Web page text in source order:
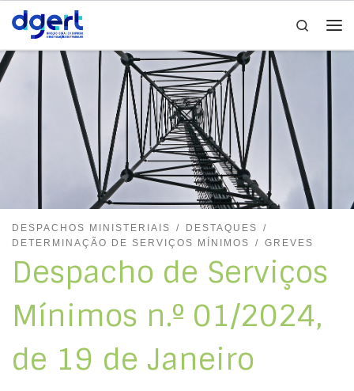
Skip to content
Search
DESPACHOS MINISTERIAIS
DESTAQUES
DETERMINAÇÃO DE SERVIÇOS MÍNIMOS
GREVES
Despacho de Serviços
Mínimos n.º 01/2024,
de 19 de Janeiro